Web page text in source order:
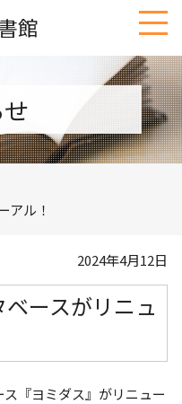
館
アル！
2024年4月12日
ースがリニュ
『ヨミダス』がリニュー